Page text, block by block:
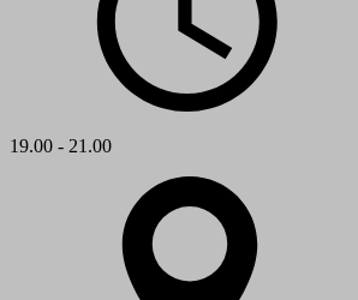
19.00 - 21.00